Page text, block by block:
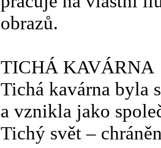
obrazů.
TICHÁ KAVÁRNA
Tichá kavárna byla
a vznikla jako
Tichý svět –